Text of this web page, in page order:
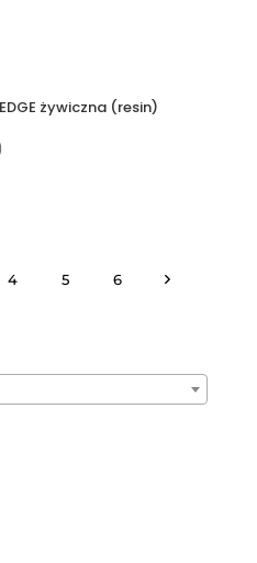
żywiczna (resin)
4 5 6